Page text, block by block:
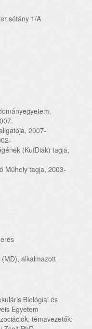
sétány 1/A
2007-
(KutDiak) tagja,
Műhely tagja, 2003-
alkalmazott
Biológiai és
Egyetem
témavezetők: